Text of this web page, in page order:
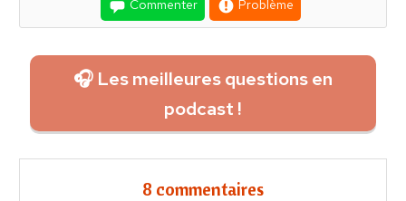
Commenter Problème
🎧 Les meilleures questions en
podcast !
8 commentaires